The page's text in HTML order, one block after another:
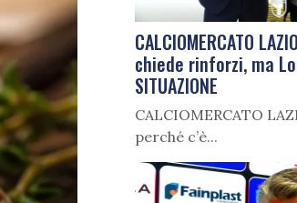
CALCIOMERCATO
chiede rinforzi, ma
SITUAZIONE
CALCIOMERCATO
perché c’è...